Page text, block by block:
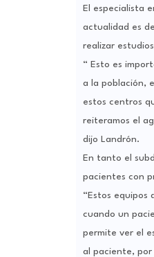
El especialista
actualidad es
realizar
“ Esto es
a la población,
estos centros
reiteramos el
dijo Landrón.
En tanto el
pacientes con
“Estos equipos
cuando un
permite ver el
al paciente, por